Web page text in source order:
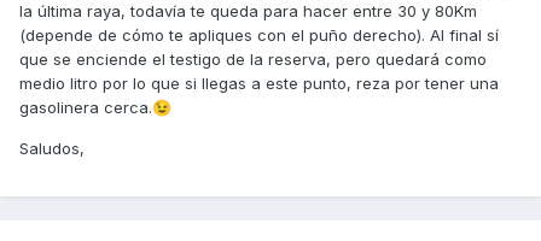
la última raya, todavía te queda para hacer entre 30 y 80Km
(depende de cómo te apliques con el puño derecho). Al final sí
que se enciende el testigo de la reserva, pero quedará como
medio litro por lo que si llegas a este punto, reza por tener una
gasolinera cerca.😉
Saludos,